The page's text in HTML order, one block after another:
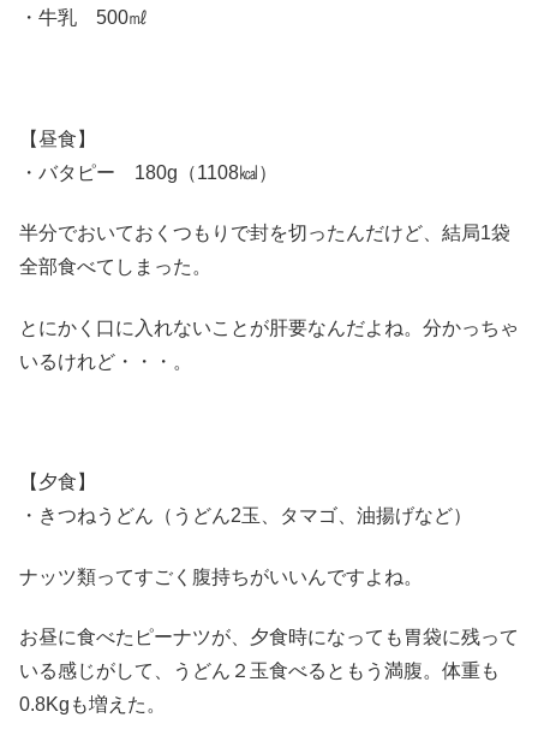
・牛乳 500㎖
【昼食】
・バタピー 180g（1108㎉）
半分でおいておくつもりで封を切ったんだけど、結局1袋
全部食べてしまった。
とにかく口に入れないことが肝要なんだよね。分かっちゃ
いるけれど・・・。
【夕食】
・きつねうどん（うどん2玉、タマゴ、油揚げなど）
ナッツ類ってすごく腹持ちがいいんですよね。
お昼に食べたピーナツが、夕食時になっても胃袋に残って
いる感じがして、うどん２玉食べるともう満腹。体重も
0.8Kgも増えた。